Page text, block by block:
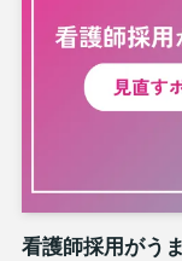
看護師採用がう